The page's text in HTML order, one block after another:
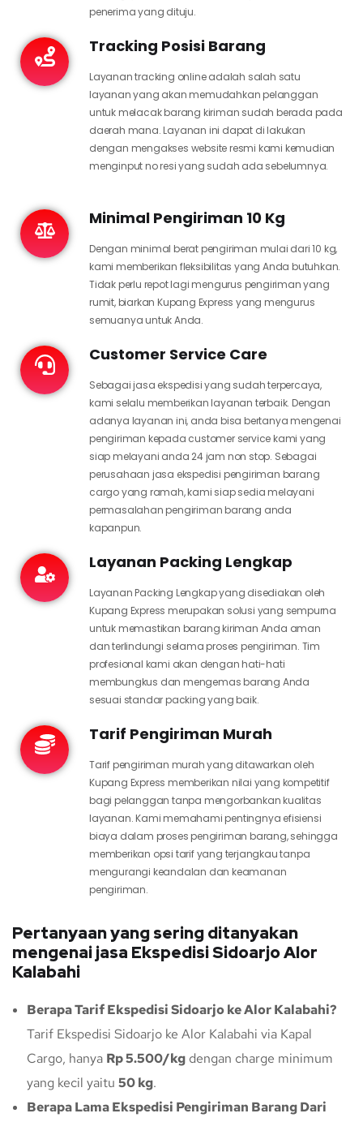
penerima yang dituju.
Tracking Posisi Barang
Layanan tracking online adalah salah satu
layanan yang akan memudahkan pelanggan
untuk melacak barang kiriman sudah berada pada
daerah mana. Layanan ini dapat di lakukan
dengan mengakses website resmi kami kemudian
menginput no resi yang sudah ada sebelumnya.
Minimal Pengiriman 10 Kg
Dengan minimal berat pengiriman mulai dari 10 kg,
kami memberikan fleksibilitas yang Anda butuhkan.
Tidak perlu repot lagi mengurus pengiriman yang
rumit, biarkan Kupang Express yang mengurus
semuanya untuk Anda.
Customer Service Care
Sebagai jasa ekspedisi yang sudah terpercaya,
kami selalu memberikan layanan terbaik. Dengan
adanya layanan ini, anda bisa bertanya mengenai
pengiriman kepada customer service kami yang
siap melayani anda 24 jam non stop. Sebagai
perusahaan jasa ekspedisi pengiriman barang
cargo yang ramah, kami siap sedia melayani
permasalahan pengiriman barang anda
kapanpun.
Layanan Packing Lengkap
Layanan Packing Lengkap yang disediakan oleh
Kupang Express merupakan solusi yang sempurna
untuk memastikan barang kiriman Anda aman
dan terlindungi selama proses pengiriman. Tim
profesional kami akan dengan hati-hati
membungkus dan mengemas barang Anda
sesuai standar packing yang baik.
Tarif Pengiriman Murah
Tarif pengiriman murah yang ditawarkan oleh
Kupang Express memberikan nilai yang kompetitif
bagi pelanggan tanpa mengorbankan kualitas
layanan. Kami memahami pentingnya efisiensi
biaya dalam proses pengiriman barang, sehingga
memberikan opsi tarif yang terjangkau tanpa
mengurangi keandalan dan keamanan
pengiriman.
Pertanyaan yang sering ditanyakan
mengenai jasa Ekspedisi Sidoarjo Alor
Kalabahi
Berapa Tarif Ekspedisi Sidoarjo ke Alor Kalabahi?
Tarif Ekspedisi Sidoarjo ke Alor Kalabahi via Kapal
Cargo, hanya Rp 5.500/kg dengan charge minimum
yang kecil yaitu 50 kg.
Berapa Lama Ekspedisi Pengiriman Barang Dari